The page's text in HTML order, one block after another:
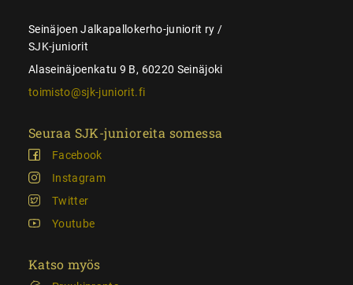
Seinäjoen Jalkapallokerho-juniorit ry /
SJK-juniorit
Alaseinäjoenkatu 9 B, 60220 Seinäjoki
toimisto@sjk-juniorit.fi
Seuraa SJK-junioreita somessa
Facebook
Instagram
Twitter
Youtube
Katso myös